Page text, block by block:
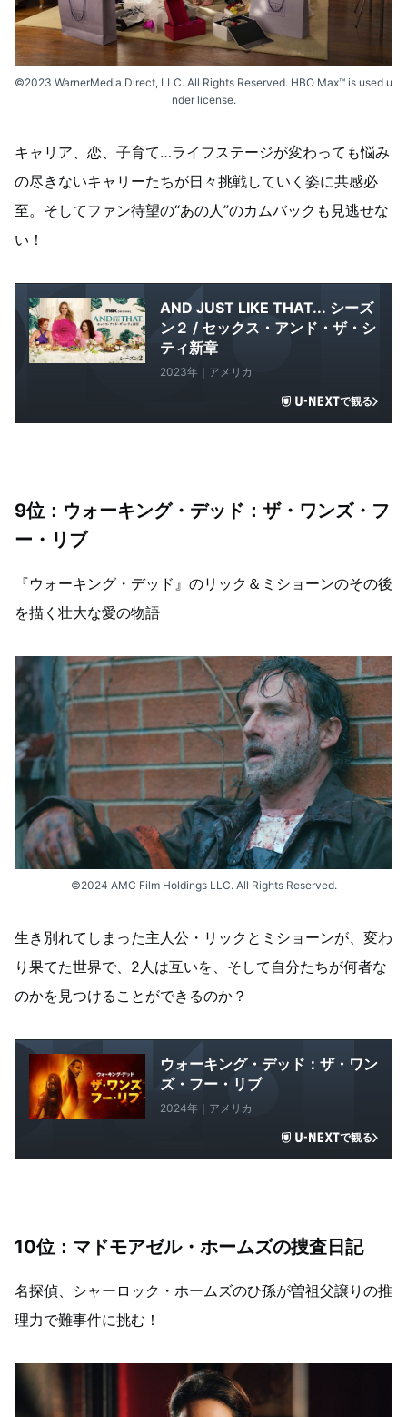
©2023 WarnerMedia Direct, LLC. All Rights Reserved. HBO Max™ is used u
nder license.
キャリア、恋、子育て…ライフステージが変わっても悩み
の尽きないキャリーたちが日々挑戦していく姿に共感必
至。そしてファン待望の“あの人”のカムバックも見逃せな
い！
AND JUST LIKE THAT... シーズ
ン２ / セックス・アンド・ザ・シ
ティ新章
2023年｜アメリカ
で観る
9位：ウォーキング・デッド：ザ・ワンズ・フ
ー・リブ
『ウォーキング・デッド』のリック＆ミショーンのその後
を描く壮大な愛の物語
©2024 AMC Film Holdings LLC. All Rights Reserved.
生き別れてしまった主人公・リックとミショーンが、変わ
り果てた世界で、2人は互いを、そして自分たちが何者な
のかを見つけることができるのか？
ウォーキング・デッド：ザ・ワン
ズ・フー・リブ
2024年｜アメリカ
で観る
10位：マドモアゼル・ホームズの捜査日記
名探偵、シャーロック・ホームズのひ孫が曽祖父譲りの推
理力で難事件に挑む！